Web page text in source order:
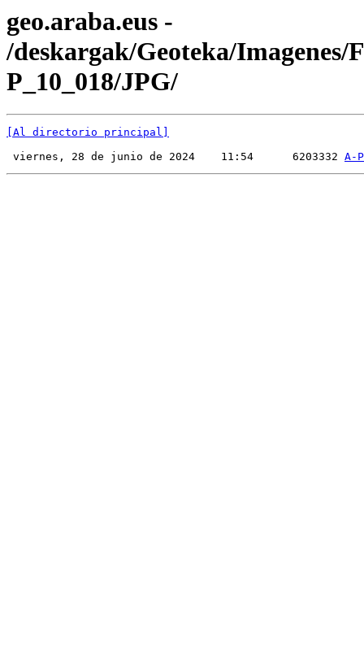
geo.araba.eus -
/deskargak/Geoteka/Imagenes/
P_10_018/JPG/
[Al directorio principal]
viernes, 28 de junio de 2024    11:54      6203332 A-